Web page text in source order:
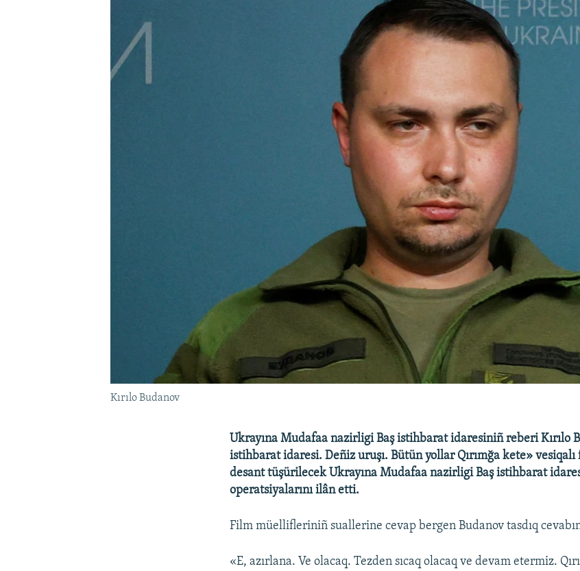
Kırılo Budanov
Ukrayına Mudafaa nazirligi Baş istihbarat idaresiniñ reberi Kırılo
istihbarat idaresi. Deñiz uruşı. Bütün yollar Qırımğa kete» vesiqalı
desant tüşürilecek Ukrayına Mudafaa nazirligi Baş istihbarat
operatsiyalarını ilân etti.
Film müellifleriniñ suallerine cevap bergen Budanov tasdıq
«E, azırlana. Ve olacaq. Tezden sıcaq olacaq ve devam etermiz.